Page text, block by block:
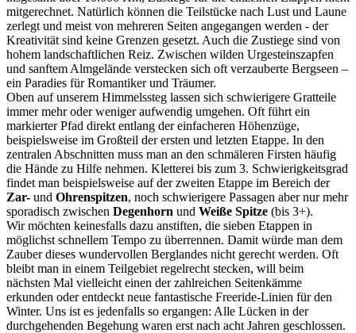
mitgerechnet. Natürlich können die Teilstücke nach Lust und Laune
zerlegt und meist von mehreren Seiten angegangen werden - der
Kreativität sind keine Grenzen gesetzt. Auch die Zustiege sind von
hohem landschaftlichen Reiz. Zwischen wilden Urgesteinszapfen
und sanftem Almgelände verstecken sich oft verzauberte Bergseen –
ein Paradies für Romantiker und Träumer.
Oben auf unserem Himmelssteg lassen sich schwierigere Gratteile
immer mehr oder weniger aufwendig umgehen. Oft führt ein
markierter Pfad direkt entlang der einfacheren Höhenzüge,
beispielsweise im Großteil der ersten und letzten Etappe. In den
zentralen Abschnitten muss man an den schmäleren Firsten häufig
die Hände zu Hilfe nehmen. Kletterei bis zum 3. Schwierigkeitsgrad
findet man beispielsweise auf der zweiten Etappe im Bereich der
Zar- und Ohrenspitzen, noch schwierigere Passagen aber nur mehr
sporadisch zwischen Degenhorn und Weiße Spitze (bis 3+).
Wir möchten keinesfalls dazu anstiften, die sieben Etappen in
möglichst schnellem Tempo zu überrennen. Damit würde man dem
Zauber dieses wundervollen Berglandes nicht gerecht werden. Oft
bleibt man in einem Teilgebiet regelrecht stecken, will beim
nächsten Mal vielleicht einen der zahlreichen Seitenkämme
erkunden oder entdeckt neue fantastische Freeride-Linien für den
Winter. Uns ist es jedenfalls so ergangen: Alle Lücken in der
durchgehenden Begehung waren erst nach acht Jahren geschlossen.